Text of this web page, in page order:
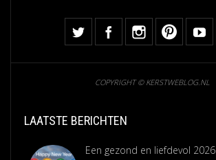
COPYRIGHT © KERSTWEBLOG.NL
LAATSTE BERICHTEN
Een gezond en liefdevol 2026